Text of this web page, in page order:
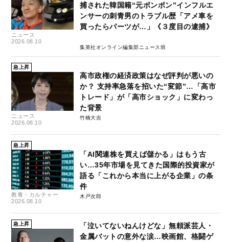
ニュース
2026.08.10
捕された韓国籍“元ボンボン”インフルエ
ンサーの刺青男のトラブル歴「アメ車を
買ったらパーツが…」《３度目の逮捕》
集英社オンライン編集部ニュース班
急上昇
ニュース
2026.08.10
高市政権の経済政策はなぜ評判が悪いの
か？ 支持率急落を招いた“変節”…「高市
トレード」が「高市ショック」に変わっ
た背景
竹橋大吉
急上昇
教養・カルチャー
2026.08.10
「AI関連株を買えば儲かる」はもう古
い…35年市場を見てきた国際的投資家が
語る「これから本当に上がる企業」の条
件
木戸次郎
急上昇
「泣いてないねんけどな」無頼派芸人・
金属バットの意外な涙…映画館、格闘ゲ